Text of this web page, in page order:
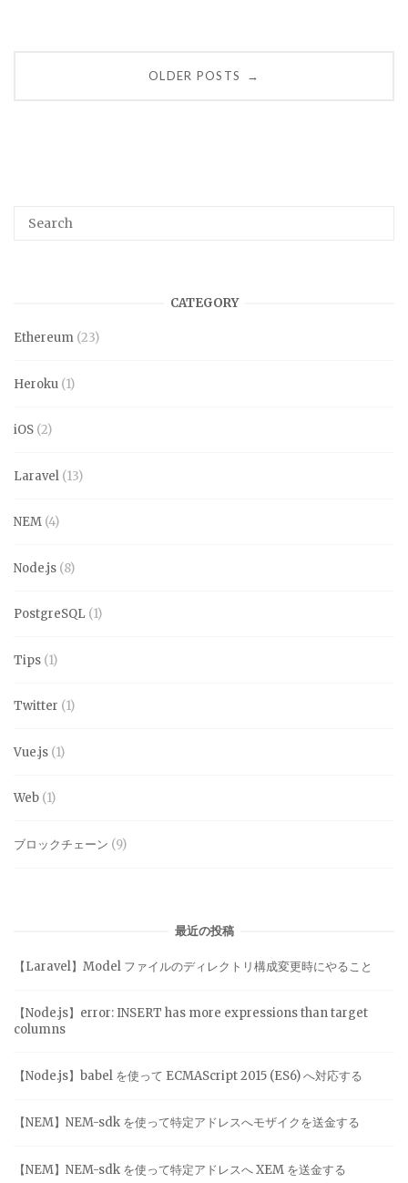
OLDER POSTS →
CATEGORY
Ethereum (23)
Heroku (1)
iOS (2)
Laravel (13)
NEM (4)
Node.js (8)
PostgreSQL (1)
Tips (1)
Twitter (1)
Vue.js (1)
Web (1)
ブロックチェーン (9)
最近の投稿
【Laravel】Model ファイルのディレクトリ構成変更時にやること
【Node.js】error: INSERT has more expressions than target
columns
【Node.js】babel を使って ECMAScript 2015 (ES6) へ対応する
【NEM】NEM-sdk を使って特定アドレスへモザイクを送金する
【NEM】NEM-sdk を使って特定アドレスへ XEM を送金する